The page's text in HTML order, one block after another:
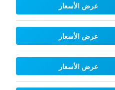
عرض الأسعار
عرض الأسعار
عرض الأسعار